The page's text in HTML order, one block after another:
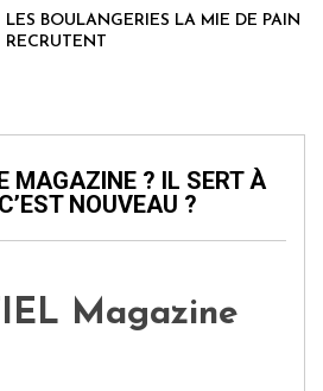
LES BOULANGERIES LA MIE DE PAIN
RECRUTENT
MAGAZINE ? IL SERT À
NOUVEAU ?
Magazine